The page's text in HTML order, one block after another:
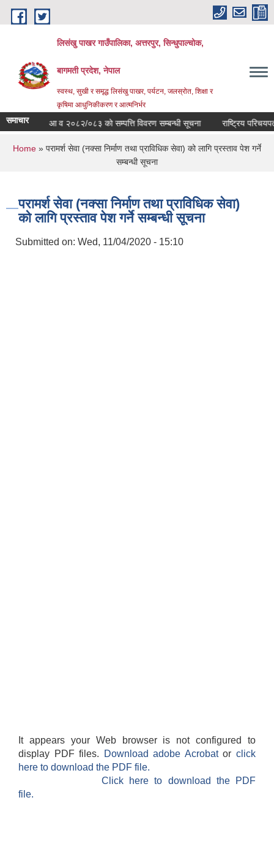
Skip to main content
लिसंखु पाखर गाउँपालिका, अत्तरपुर, सिन्धुपाल्चोक,
बागमती प्रदेश, नेपाल
स्वस्थ, सुखी र समृद्ध लिसंखु पाखर, पर्यटन, जलस्रोत, शिक्षा र
कृषिमा आधुनिकीकरण र आत्मनिर्भर
समाचार आ व २०८२/०८३ काे सम्पत्ति विवरण सम्बन्धी सूचना राष्ट्रिय
You are here
Home » परामर्श सेवा (नक्सा निर्माण तथा प्राविधिक सेवा) को लागि प्रस्ताव पेश गर्ने
सम्बन्धी सूचना
परामर्श सेवा (नक्सा निर्माण तथा प्राविधिक सेवा)
को लागि प्रस्ताव पेश गर्ने सम्बन्धी सूचना
Submitted on: Wed, 11/04/2020 - 15:10
It appears your Web browser is not configured to
display PDF files.
Download adobe Acrobatorclick
here to download the PDF file.
Click here to download the PDF
file.